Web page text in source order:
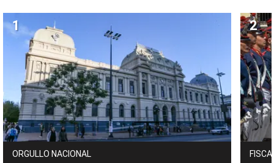
ORGULLO NACIONAL